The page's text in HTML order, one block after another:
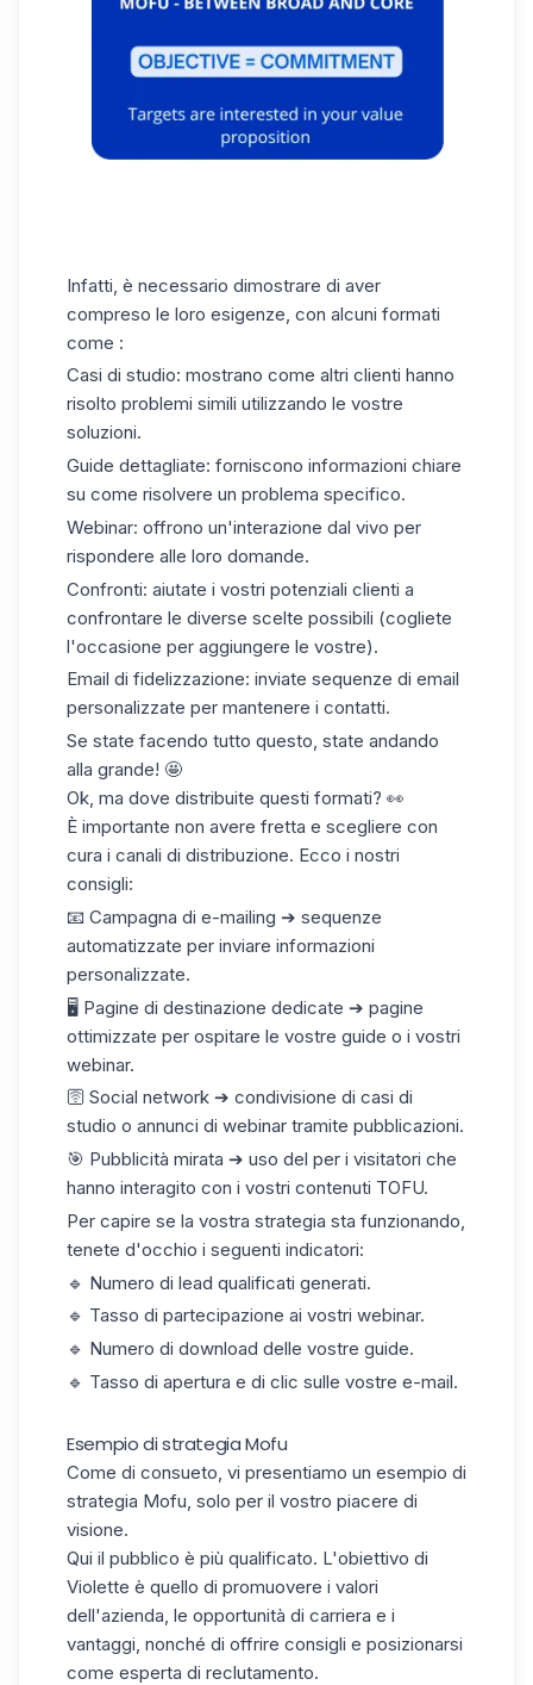
Infatti, è necessario dimostrare di aver
compreso le loro esigenze , con alcuni formati
come :
Casi di studio: mostrano come altri clienti hanno
risolto problemi simili utilizzando le vostre
soluzioni.
Guide dettagliate: forniscono informazioni chiare
su come risolvere un problema specifico.
Webinar: offrono un'interazione dal vivo per
rispondere alle loro domande.
Confronti: aiutate i vostri potenziali clienti a
confrontare le diverse scelte possibili (cogliete
l'occasione per aggiungere le vostre).
Email di fidelizzazione: inviate sequenze di email
personalizzate per mantenere i contatti.
Se state facendo tutto questo, state andando
alla grande! 🤩
Ok, ma dove distribuite questi formati? 👀
È importante non avere fretta e scegliere con
cura i canali di distribuzione. Ecco i nostri
consigli:
📧 Campagna di e-mailing ➔ sequenze
automatizzate per inviare informazioni
personalizzate.
🖥️ Pagine di destinazione dedicate ➔ pagine
ottimizzate per ospitare le vostre guide o i vostri
webinar.
🛜 Social network ➔ condivisione di casi di
studio o annunci di webinar tramite pubblicazioni.
🎯 Pubblicità mirata ➔ uso del per i visitatori che
hanno interagito con i vostri contenuti TOFU.
Per capire se la vostra strategia sta funzionando,
tenete d'occhio i seguenti indicatori:
🔹 Numero di lead qualificati generati.
🔹 Tasso di partecipazione ai vostri webinar.
🔹 Numero di download delle vostre guide.
🔹 Tasso di apertura e di clic sulle vostre e-mail.
Esempio di strategia Mofu
Come di consueto, vi presentiamo un esempio di
strategia Mofu, solo per il vostro piacere di
visione.
Qui il pubblico è più qualificato. L'obiettivo di
Violette è quello di promuovere i valori
dell'azienda, le opportunità di carriera e i
vantaggi, nonché di offrire consigli e posizionarsi
come esperta di reclutamento.